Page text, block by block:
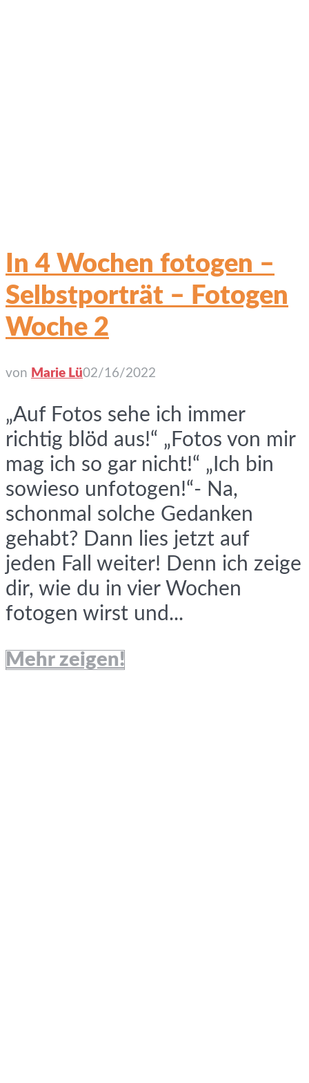
In 4 Wochen fotogen –
Selbstporträt – Fotogen
Woche 2
von Marie Lü02/16/2022
„Auf Fotos sehe ich immer
richtig blöd aus!“ „Fotos von mir
mag ich so gar nicht!“ „Ich bin
sowieso unfotogen!“- Na,
schonmal solche Gedanken
gehabt? Dann lies jetzt auf
jeden Fall weiter! Denn ich zeige
dir, wie du in vier Wochen
fotogen wirst und...
Mehr zeigen!